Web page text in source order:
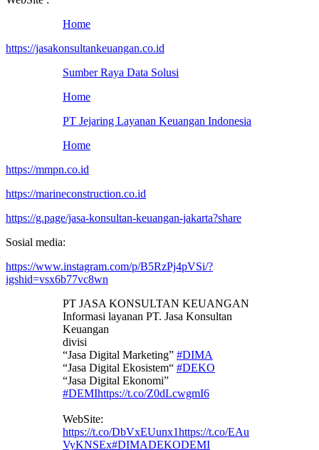
Home
https://jasakonsultankeuangan.co.id
Sumber Raya Data Solusi
Home
PT Jejaring Layanan Keuangan Indonesia
Home
https://mmpn.co.id
https://marineconstruction.co.id
https://g.page/jasa-konsultan-keuangan-jakarta?share
Sosial media:
https://www.instagram.com/p/B5RzPj4pVSi/?
igshid=vsx6b77vc8wn
PT JASA KONSULTAN KEUANGAN
Informasi layanan PT. Jasa Konsultan
Keuangan
divisi
“Jasa Digital Marketing” #DIMA
“Jasa Digital Ekosistem“ #DEKO
“Jasa Digital Ekonomi”
#DEMIhttps://t.co/Z0dLcwgmI6
WebSite:
https://t.co/DbVxEUunx1https://t.co/EAu
VyKNSEx#DIMADEKODEMI